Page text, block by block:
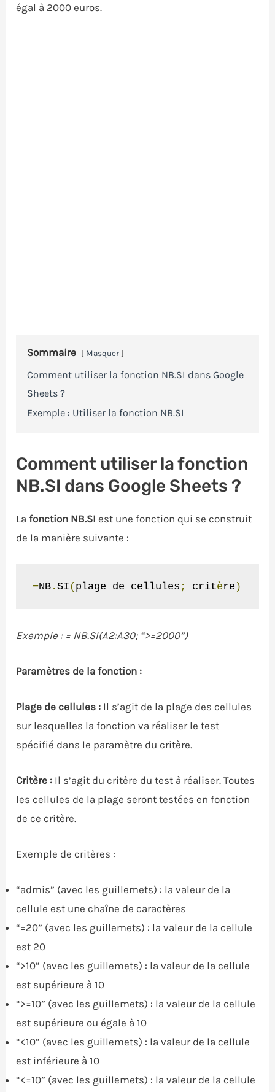
égal à 2000 euros.
Sommaire Masquer
Comment utiliser la fonction NB.SI dans Google
Sheets ?
Exemple : Utiliser la fonction NB.SI
Comment utiliser la fonction
NB.SI dans Google Sheets ?
Lafonction NB.SI est une fonction qui se construit
de la manière suivante :
=NB .SI( plage de cellules ; critère )
Exemple : = NB.SI(A2:A30; “>=2000”)
Paramètres de la fonction :
Plage de cellules : Il s’agit de la plage des cellules
sur lesquelles la fonction va réaliser le test
spécifié dans le paramètre du critère.
Critère : Il s’agit du critère du test à réaliser. Toutes
les cellules de la plage seront testées en fonction
de ce critère.
Exemple de critères :
“admis” (avec les guillemets) : la valeur de la
cellule est une chaîne de caractères
“=20” (avec les guillemets) : la valeur de la cellule
est 20
“>10” (avec les guillemets) : la valeur de la cellule
est supérieure à 10
“>=10” (avec les guillemets) : la valeur de la cellule
est supérieure ou égale à 10
“<10” (avec les guillemets) : la valeur de la cellule
est inférieure à 10
“<=10” (avec les guillemets) : la valeur de la cellule